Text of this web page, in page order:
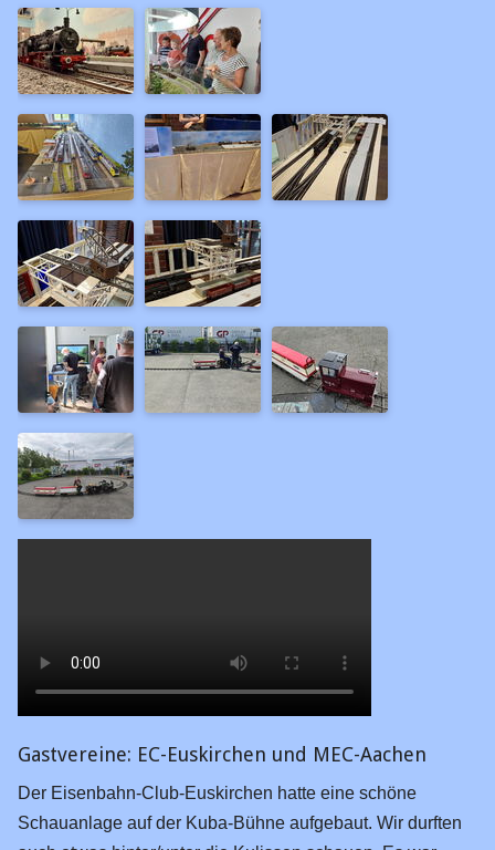
2011
2010
2008
2007
2006
2004
Ältere
Filme
Forum
Links
Vorbild
Clubs
Gastvereine: EC-Euskirchen und MEC-Aachen
Der Eisenbahn-Club-Euskirchen hatte eine schöne
Schauanlage auf der Kuba-Bühne aufgebaut. Wir durften